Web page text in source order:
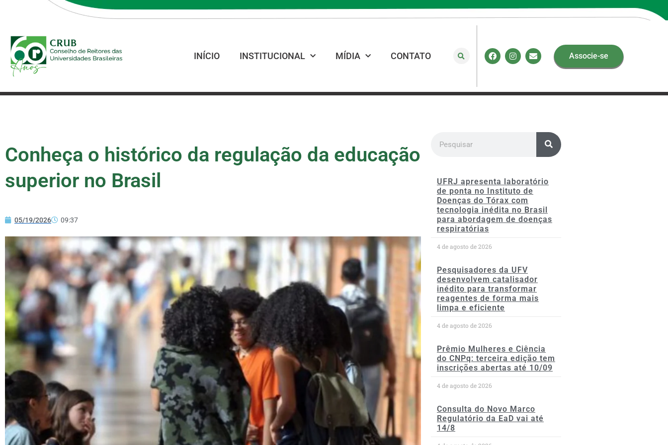
INÍCIO INSTITUCIONAL MÍDIA CONTATO Associe-se
Conheça o histórico da regulação da educação
superior no Brasil
05/19/2026 09:37
UFRJ apresenta laboratório
de ponta no Instituto de
Doenças do Tórax com
tecnologia inédita no Brasil
para abordagem de doenças
respiratórias
4 de agosto de 2026
Pesquisadores da UFV
desenvolvem catalisador
inédito para transformar
reagentes de forma mais
limpa e eficiente
4 de agosto de 2026
Prêmio Mulheres e Ciência
do CNPq: terceira edição tem
inscrições abertas até 10/09
4 de agosto de 2026
Consulta do Novo Marco
Regulatório da EaD vai até
14/8